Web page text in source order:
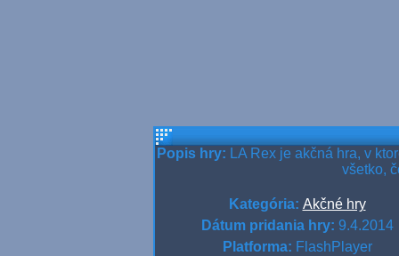
Popis hry: LA Rex je akčná hra, v
všetko,
Kategória: Akčné hry
Dátum pridania hry: 9.4.2014
Platforma: FlashPlayer